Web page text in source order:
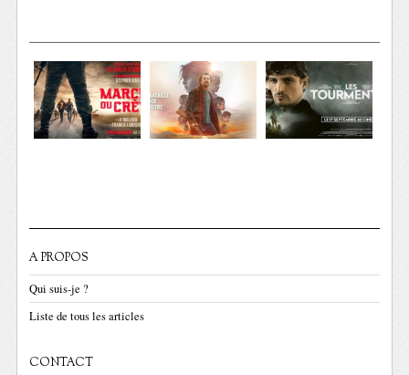
A PROPOS
Qui suis-je ?
Liste de tous les articles
CONTACT